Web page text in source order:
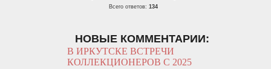
Всего ответов: 134
НОВЫЕ КОММЕНТАРИИ:
В ИРКУТСКЕ ВСТРЕЧИ
КОЛЛЕКЦИОНЕРОВ С 2025